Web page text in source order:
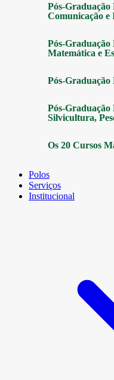
Pós-Graduação
Comunicação e
Pós-
Matemática e
Pós-
Pós-
Silvicultura,
Os 20 Cursos
Polos
Serviços
Institucional